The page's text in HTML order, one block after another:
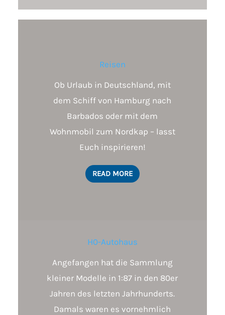
Reisen
Ob Urlaub in Deutschland, mit
dem Schiff von Hamburg nach
Barbados oder mit dem
Wohnmobil zum Nordkap – lasst
Euch inspirieren!
READ MORE
H0-Autohaus
Angefangen hat die Sammlung
kleiner Modelle in 1:87 in den 80er
Jahren des letzten Jahrhunderts.
Damals waren es vornehmlich